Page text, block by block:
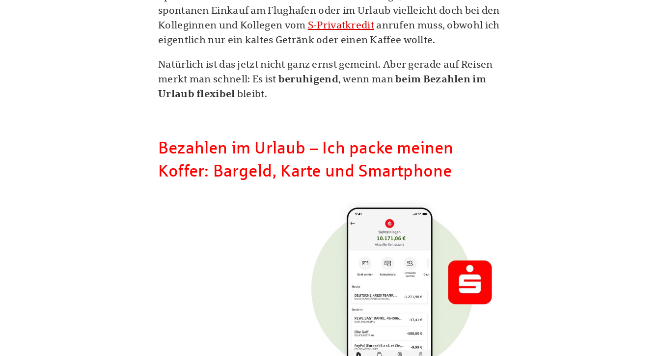
spontanen Einkauf am Flughafen oder im Urlaub vielleicht doch bei den
Kolleginnen und Kollegen vom S-Privatkreditanrufen muss, obwohl ich
eigentlich nur ein kaltes Getränk oder einen Kaffee wollte.
Natürlich ist das jetzt nicht ganz ernst gemeint. Aber gerade auf Reisen
merkt man schnell: Es ist beruhigend, wenn manbeim Bezahlen im
Urlaub flexibel bleibt.
Bezahlen im Urlaub – Ich packe meinen
Koffer: Bargeld, Karte und Smartphone